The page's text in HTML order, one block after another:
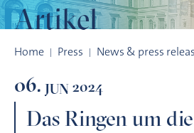
Artikel
Home Press News & press
06. JUN 2024
Das Ringen um